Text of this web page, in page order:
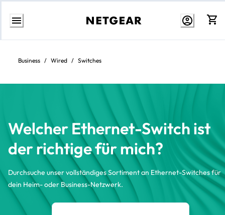
Zum
springen
Business / Wired / Switches
Welcher Ethernet-Switch ist
der richtige für mich?
Durchsuche unser vollständiges Sortiment an Ethernet-Switches für
dein Heim- oder Business-Netzwerk.